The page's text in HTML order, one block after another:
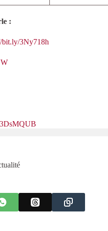
:
bit.ly/3Ny718h